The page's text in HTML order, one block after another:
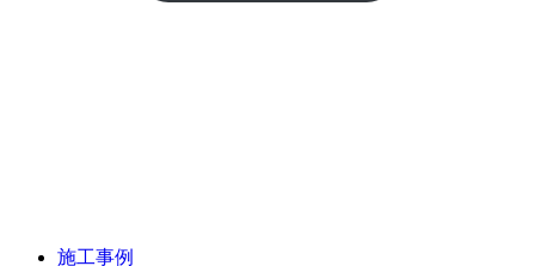
施工事例